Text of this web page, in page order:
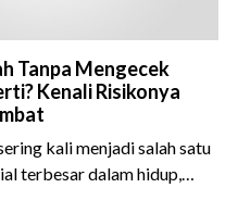
Tanpa Mengecek
Kenali Risikonya
kali menjadi salah satu
terbesar dalam hidup,